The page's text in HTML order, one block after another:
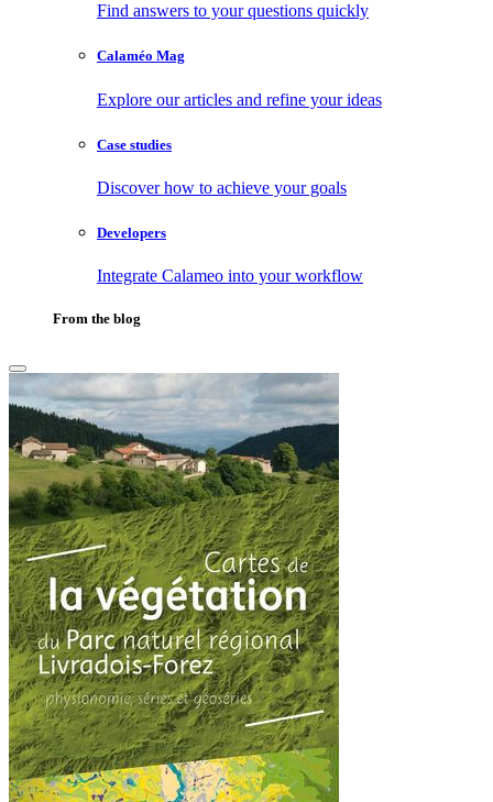
Find answers to your questions quickly
Calaméo Mag
Explore our articles and refine your ideas
Case studies
Discover how to achieve your goals
Developers
Integrate Calameo into your workflow
From the blog